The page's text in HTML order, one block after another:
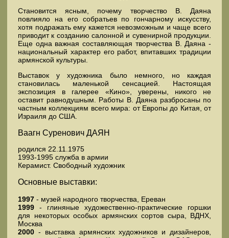
Становится ясным, почему творчество В. Даяна
повлияло на его собратьев по гончарному искусству,
хотя подражать ему кажется невозможным и чаще всего
приводит к созданию салонной и сувенирной продукции.
Еще одна важная составляющая творчества В. Даяна -
национальный характер его работ, впитавших традиции
армянской культуры.
Выставок у художника было немного, но каждая
становилась маленькой сенсацией. Настоящая
экспозиция в галерее «Кино», уверены, никого не
оставит равнодушным. Работы В. Даяна разбросаны по
частным коллекциям всего мира: от Европы до Китая, от
Израиля до США.
Ваагн Суренович ДАЯН
родился 22.11.1975
1993-1995 служба в армии
Керамист. Свободный художник
Основные выставки:
1997 - музей народного творчества, Ереван
1999 - глиняные художественно-практические горшки
для некоторых особых армянских сортов сыра, ВДНХ,
Москва
2000 - выставка армянских художников и дизайнеров,